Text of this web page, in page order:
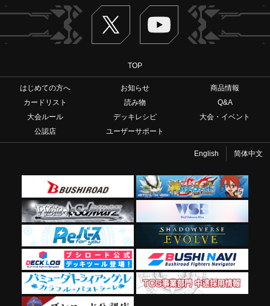
Twitter ヴァンガードch
TOP
はじめての方へ お知らせ
商品情報
カードリスト
読み物
Q&A
大会ルール
デッキレシピ
大会・イベント
公認店
ユーザーサポート
English 简体中文